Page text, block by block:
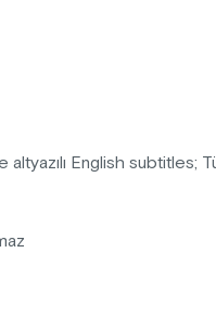
English subtitles;